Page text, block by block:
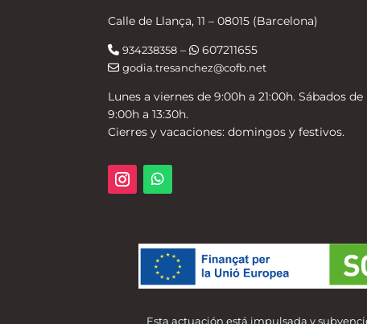
Calle de Llança, 11 – 08015 (Barcelona)
934238358 – 607211655
godia.tresanchez@cofb.net
Lunes a viernes de 9:00h a 21:00h. Sábados de
9:00h a 13:30h.
Cierres y vacaciones: domingos y festivos.
Esta actuación está impulsada y